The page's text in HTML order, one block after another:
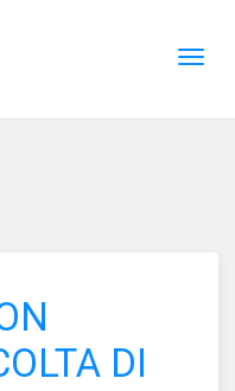
DI